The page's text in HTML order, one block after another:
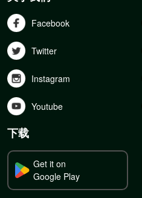
Facebook
Twitter
Instagram
Youtube
下载
Get it on
Google Play